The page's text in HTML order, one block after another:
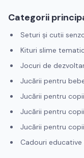
Categorii
Seturi și cutii
Kituri slime
Jocuri de
Jucării pentru
Jucării pentru
Jucării pentru
Jucării pentru
Cadouri